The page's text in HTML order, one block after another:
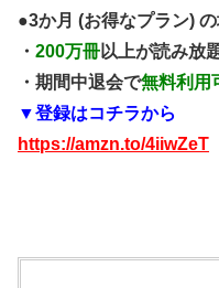
●3か月 (お得なプラン)
・ 200万冊以上が読み放
・期間中退会で無料利用
▼登録はコチラから
https://amzn.to/4iiwZeT